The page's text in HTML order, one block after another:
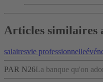
Articles similaires
salairesvie professionnelle
PAR N26La banque qu'on